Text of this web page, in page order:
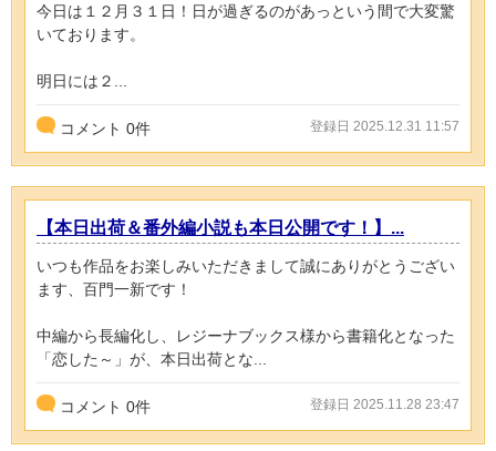
今日は１２月３１日！日が過ぎるのがあっという間で大変驚
いております。
明日には２...
コメント 0件 登録日 2025.12.31 11:57
【本日出荷＆番外編小説も本日公開です！】...
いつも作品をお楽しみいただきまして誠にありがとうござい
ます、百門一新です！
中編から長編化し、レジーナブックス様から書籍化となった
「恋した～」が、本日出荷とな...
コメント 0件 登録日 2025.11.28 23:47